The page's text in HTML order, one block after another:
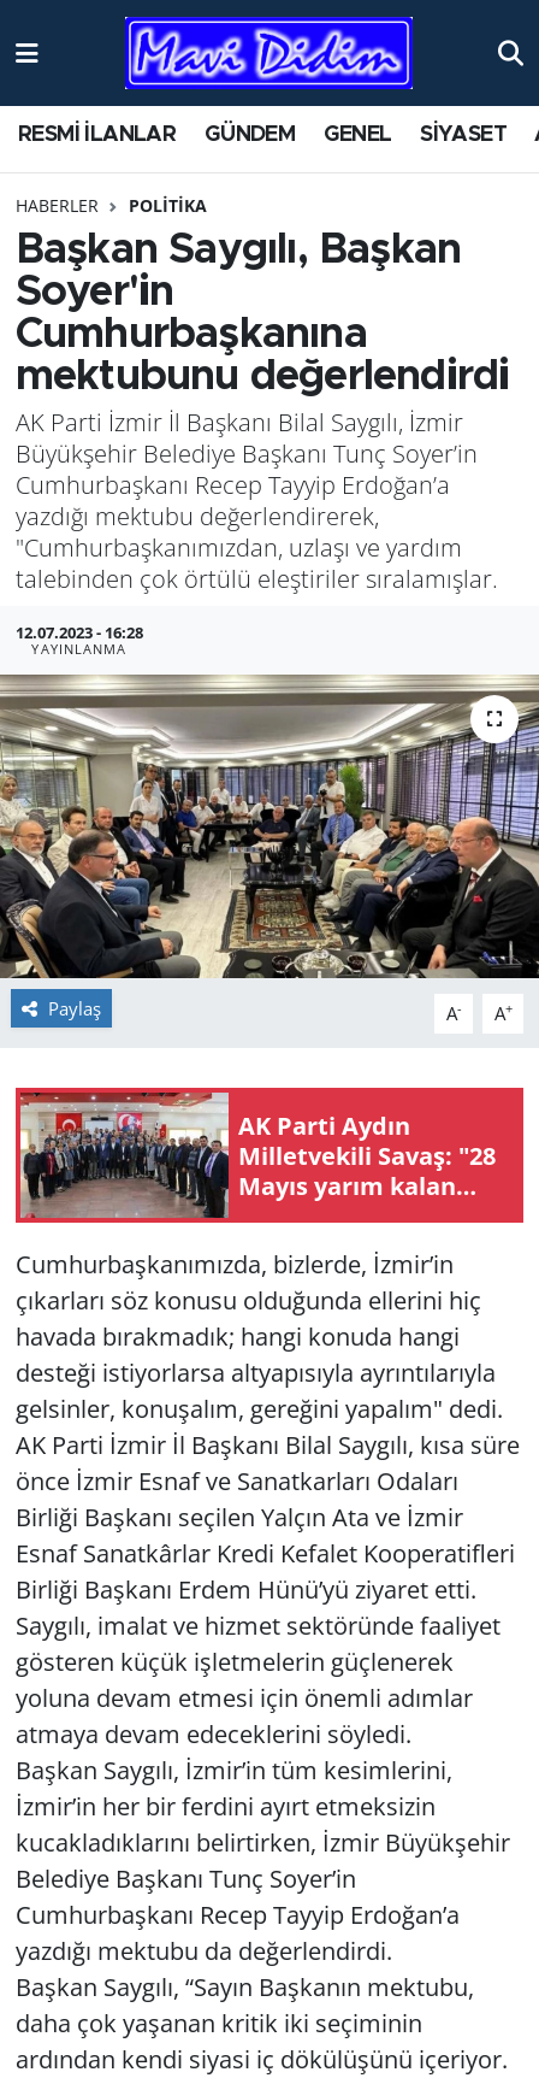
RESMİ İLANLAR GÜNDEM GENEL SİYASET
HABERLER POLİTİKA
Başkan Saygılı, Başkan
Soyer'in
Cumhurbaşkanına
mektubunu değerlendirdi
AK Parti İzmir İl Başkanı Bilal Saygılı, İzmir
Büyükşehir Belediye Başkanı Tunç Soyer’in
Cumhurbaşkanı Recep Tayyip Erdoğan’a
yazdığı mektubu değerlendirerek,
"Cumhurbaşkanımızdan, uzlaşı ve yardım
talebinden çok örtülü eleştiriler sıralamışlar.
12.07.2023 - 16:28
YAYINLANMA
Paylaş A- A+
AK Parti Aydın
Milletvekili Savaş: "28
Mayıs yarım kalan
seçimin tamamlandığı
milat olacak"
Cumhurbaşkanımızda, bizlerde, İzmir’in
çıkarları söz konusu olduğunda ellerini hiç
havada bırakmadık; hangi konuda hangi
desteği istiyorlarsa altyapısıyla ayrıntılarıyla
gelsinler, konuşalım, gereğini yapalım" dedi.
AK Parti İzmir İl Başkanı Bilal Saygılı, kısa süre
önce İzmir Esnaf ve Sanatkarları Odaları
Birliği Başkanı seçilen Yalçın Ata ve İzmir
Esnaf Sanatkârlar Kredi Kefalet Kooperatifleri
Birliği Başkanı Erdem Hünü’yü ziyaret etti.
Saygılı, imalat ve hizmet sektöründe faaliyet
gösteren küçük işletmelerin güçlenerek
yoluna devam etmesi için önemli adımlar
atmaya devam edeceklerini söyledi.
Başkan Saygılı, İzmir’in tüm kesimlerini,
İzmir’in her bir ferdini ayırt etmeksizin
kucakladıklarını belirtirken, İzmir Büyükşehir
Belediye Başkanı Tunç Soyer’in
Cumhurbaşkanı Recep Tayyip Erdoğan’a
yazdığı mektubu da değerlendirdi.
Başkan Saygılı, “Sayın Başkanın mektubu,
daha çok yaşanan kritik iki seçiminin
ardından kendi siyasi iç dökülüşünü içeriyor.
ANTİK YERLER
AYDIN
BİLİM VE TEKNOLOJİ
ÇEVRE
EĞİTİM
EKONOMİ
GENEL
GÜNDEM
HABERDE İNSAN
KÜLTÜR SANAT
MAGAZİN
POLİTİKA
RESMİ İLANLAR
SAĞLIK
SİYASET
Yerel
Nöbetçi Eczaneler
Namaz Vakitleri
Trafik Durumu
Süper Lig Puan Durumu ve Fikstür
Tüm Manşetler
Son Dakika Haberleri
Haber Arşivi